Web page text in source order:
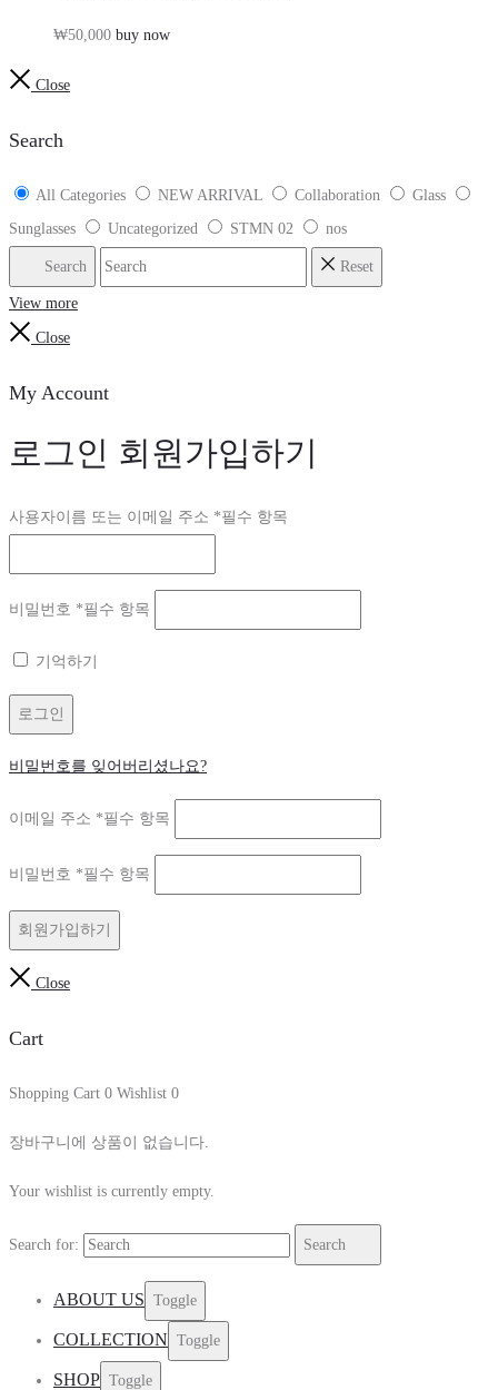
₩50,000 buy now
Close
Search
All Categories NEW ARRIVAL Collaboration
Glass
Sunglasses
Uncategorized STMN 02 nos
Search Reset
View more
Close
My Account
로그인 회원가입하기
사용자이름 또는 이메일 주소 *필수 항목
비밀번호 *필수 항목
기억하기
로그인
비밀번호를 잊어버리셨나요?
이메일 주소 *필수 항목
비밀번호 *필수 항목
회원가입하기
Close
Cart
Shopping Cart 0 Wishlist 0
장바구니에 상품이 없습니다.
Your wishlist is currently empty.
Search for: Search
ABOUT US Toggle
COLLECTION Toggle
SHOP Toggle